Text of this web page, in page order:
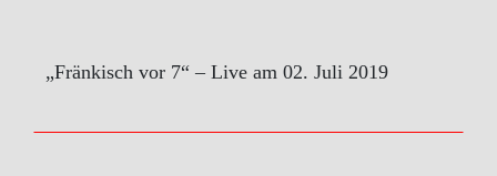
„Fränkisch vor 7“ – Live am 02. Juli 2019